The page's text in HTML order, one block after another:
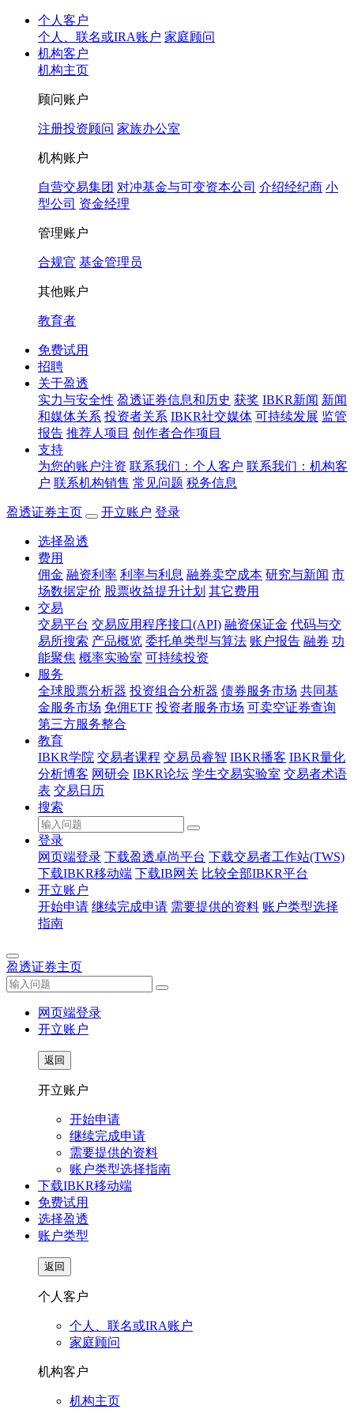
个人客户
个人、联名或IRA账户 家庭顾问
机构客户
机构主页
顾问账户
注册投资顾问 家族办公室
机构账户
自营交易集团 对冲基金与可变资本公司 介绍经纪商 小
型公司 资金经理
管理账户
合规官 基金管理员
其他账户
教育者
免费试用
招聘
关于盈透
实力与安全性 盈透证券信息和历史 获奖 IBKR新闻 新闻
和媒体关系 投资者关系 IBKR社交媒体 可持续发展 监管
报告 推荐人项目 创作者合作项目
支持
为您的账户注资 联系我们：个人客户 联系我们：机构客
户 联系机构销售 常见问题 税务信息
盈透证券主页 开立账户 登录
选择盈透
费用
佣金 融资利率 利率与利息 融券卖空成本 研究与新闻 市
场数据定价 股票收益提升计划 其它费用
交易
交易平台 交易应用程序接口(API) 融资保证金 代码与交
易所搜索 产品概览 委托单类型与算法 账户报告 融券 功
能聚焦 概率实验室 可持续投资
服务
全球股票分析器 投资组合分析器 债券服务市场 共同基
金服务市场 免佣ETF 投资者服务市场 可卖空证券查询
第三方服务整合
教育
IBKR学院 交易者课程 交易员睿智 IBKR播客 IBKR量化
分析博客 网研会 IBKR论坛 学生交易实验室 交易者术语
表 交易日历
搜索
登录
网页端登录 下载盈透卓尚平台 下载交易者工作站(TWS)
下载IBKR移动端 下载IB网关 比较全部IBKR平台
开立账户
开始申请 继续完成申请 需要提供的资料 账户类型选择
指南
盈透证券主页
网页端登录
开立账户
返回
开立账户
开始申请
继续完成申请
需要提供的资料
账户类型选择指南
下载IBKR移动端
免费试用
选择盈透
账户类型
返回
个人客户
个人、联名或IRA账户
家庭顾问
机构客户
机构主页